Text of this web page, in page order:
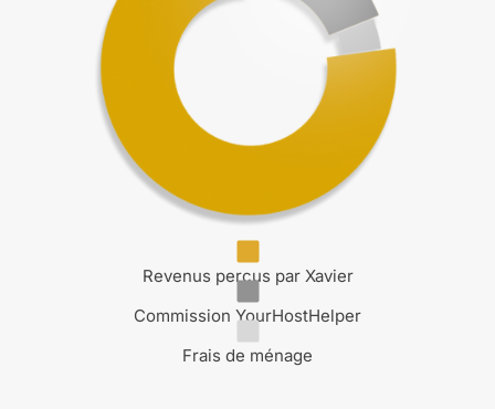
Revenus perçus par Xavier
Commission YourHostHelper
Frais de ménage